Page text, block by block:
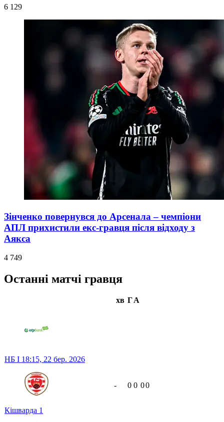
6 129
Зінченко повернувся до Арсенала – чемпіони
АПЛ прихистили екс-гравця після відходу з
Аякса
4 749
Останні матчі гравця
хв ГА
НБ I 18:15, 22 бер. 2026
Кішварда 1
- 0 0 00